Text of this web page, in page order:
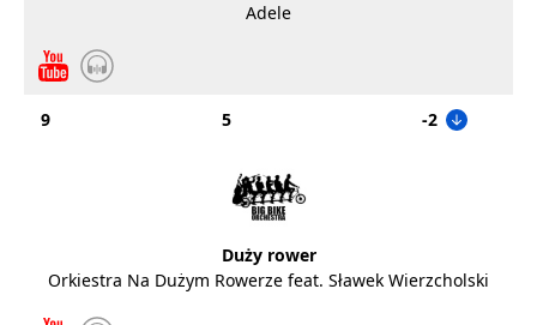
Adele
9 5 -2
Duży rower
Orkiestra Na Dużym Rowerze feat. Sławek Wierzcholski